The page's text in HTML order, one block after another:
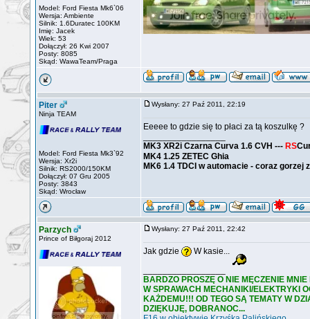
Model: Ford Fiesta Mk6`06
Wersja: Ambiente
Silnik: 1.6Duratec 100KM
Imię: Jacek
Wiek: 53
Dołączył: 26 Kwi 2007
Posty: 8085
Skąd: WawaTeam/Praga
Piter
Ninja TEAM
Model: Ford Fiesta Mk3`92
Wersja: Xr2i
Silnik: RS2000/150KM
Dołączył: 07 Gru 2005
Posty: 3843
Skąd: Wrocław
Wysłany: 27 Paź 2011, 22:19
Eeeee to gdzie się to płaci za tą koszulkę ?
MK3 XR2i Czarna Curva 1.6 CVH --- RS
MK4 1.25 ZETEC Ghia
MK6 1.4 TDCI w automacie - coraz gorzej
Parzych
Prince of Biłgoraj 2012
Wysłany: 27 Paź 2011, 22:42
Jak gdzie
W kasie...
BARDZO PROSZĘ O NIE MĘCZENIE
W SPRAWACH MECHANIKI/ELEKTRYKI
KAŻDEMU!!! OD TEGO SĄ TEMATY W
DZIĘKUJĘ, DOBRANOC...